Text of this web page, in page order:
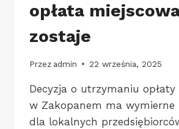
opłata
zostaje
Przez admin 22 września, 2025
Decyzja o utrzymaniu opłaty
w Zakopanem ma wymierne
dla lokalnych